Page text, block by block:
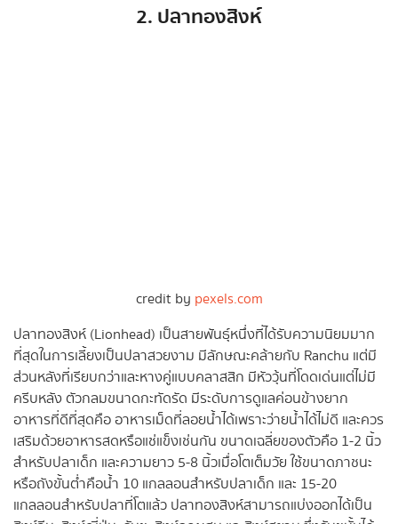
2. ปลาทองสิงห์
credit by pexels.com
ปลาทองสิงห์ (Lionhead) เป็นสายพันธุ์หนึ่งที่ได้รับความนิยมมาก
ที่สุดในการเลี้ยงเป็นปลาสวยงาม มีลักษณะคล้ายกับ Ranchu แต่มี
ส่วนหลังที่เรียบกว่าและหางคู่แบบคลาสสิก มีหัววุ้นที่โดดเด่นแต่ไม่มี
ครีบหลัง ตัวกลมขนาดกะทัดรัด มีระดับการดูแลค่อนข้างยาก
อาหารที่ดีที่สุดคือ อาหารเม็ดที่ลอยน้ำได้เพราะว่ายน้ำได้ไม่ดี และควร
เสริมด้วยอาหารสดหรือแช่แข็งเช่นกัน ขนาดเฉลี่ยของตัวคือ 1-2 นิ้ว
สำหรับปลาเด็ก และความยาว 5-8 นิ้วเมื่อโตเต็มวัย ใช้ขนาดภาชนะ
หรือถังขั้นต่ำคือน้ำ 10 แกลลอนสำหรับปลาเด็ก และ 15-20
แกลลอนสำหรับปลาที่โตแล้ว ปลาทองสิงห์สามารถแบ่งออกได้เป็น